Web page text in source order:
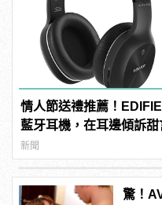
情人節送禮推薦！
藍牙耳機，在耳邊傾訴甜
新聞
驚！